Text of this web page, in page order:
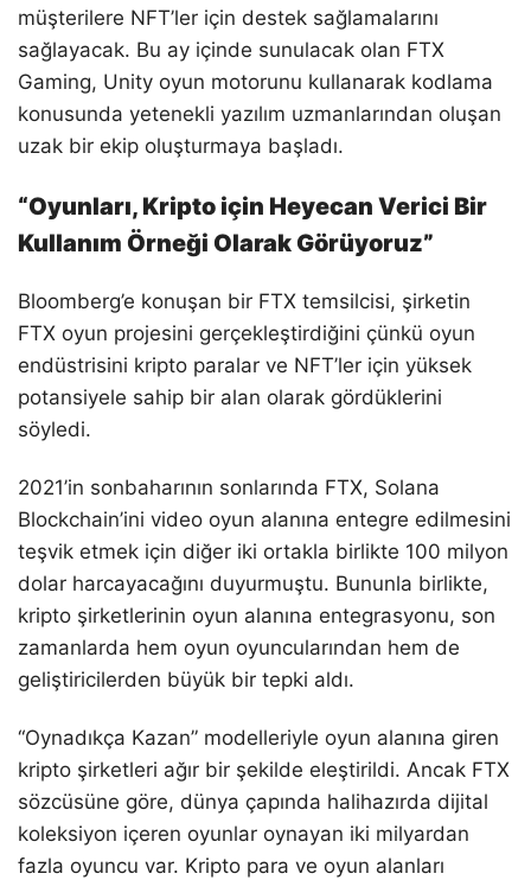
müşterilere NFT’ler için destek sağlamalarını
sağlayacak. Bu ay içinde sunulacak olan FTX
Gaming, Unity oyun motorunu kullanarak kodlama
konusunda yetenekli yazılım uzmanlarından oluşan
uzak bir ekip oluşturmaya başladı.
“Oyunları, Kripto için Heyecan Verici Bir
Kullanım Örneği Olarak Görüyoruz”
Bloomberg’e konuşan bir FTX temsilcisi, şirketin
FTX oyun projesini gerçekleştirdiğini çünkü oyun
endüstrisini kripto paralar ve NFT’ler için yüksek
potansiyele sahip bir alan olarak gördüklerini
söyledi.
2021’in sonbaharının sonlarında FTX, Solana
Blockchain’ini video oyun alanına entegre edilmesini
teşvik etmek için diğer iki ortakla birlikte 100 milyon
dolar harcayacağını duyurmuştu. Bununla birlikte,
kripto şirketlerinin oyun alanına entegrasyonu, son
zamanlarda hem oyun oyuncularından hem de
geliştiricilerden büyük bir tepki aldı.
“Oynadıkça Kazan” modelleriyle oyun alanına giren
kripto şirketleri ağır bir şekilde eleştirildi. Ancak FTX
sözcüsüne göre, dünya çapında halihazırda dijital
koleksiyon içeren oyunlar oynayan iki milyardan
fazla oyuncu var. Kripto para ve oyun alanları